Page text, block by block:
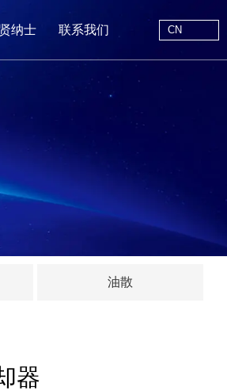
纳士 联系我们 CN
油散
器